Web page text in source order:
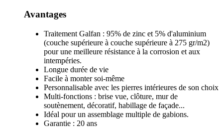
Avantages
Traitement Galfan : 95% de zinc et 5% d'aluminium
(couche supérieure à couche supérieure à 275 gr/m2)
pour une meilleure résistance à la corrosion et aux
intempéries.
Longue durée de vie
Facile à monter soi-même
Personnalisable avec les pierres intérieures de son choix
Multi-fonctions : brise vue, clôture, mur de
soutènement, décoratif, habillage de façade...
Idéal pour un assemblage multiple de gabions.
Garantie : 20 ans